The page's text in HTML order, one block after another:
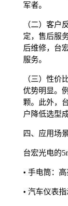
军者。
（二）客户
定，售后服
后维修，台
服务。
（三）性价
优势明显。
颗。此外，
户降低选型
四、应用场
台宏光电的
• 手电筒：
• 汽车仪表